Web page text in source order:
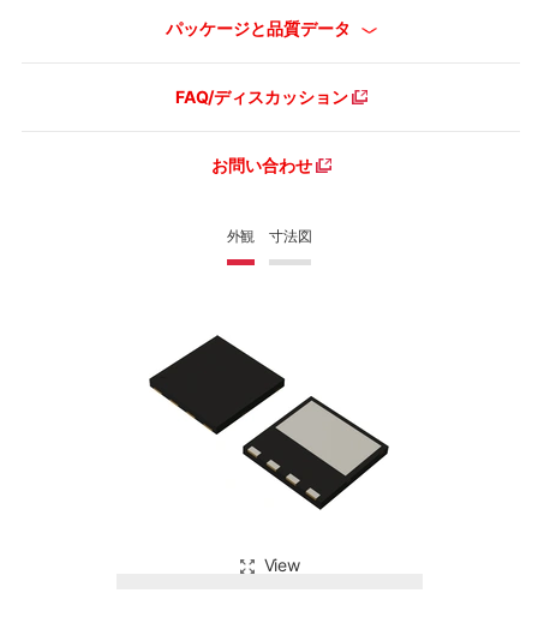
外観 寸法図
View
パッケージと品質データ
FAQ/ディスカッション
お問い合わせ